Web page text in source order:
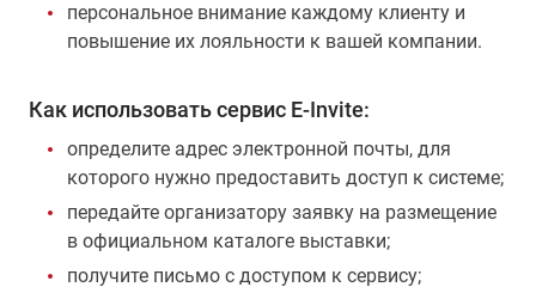
персональное внимание каждому клиенту и
повышение их лояльности к вашей компании.
Как использовать сервис E-Invite:
определите адрес электронной почты, для
которого нужно предоставить доступ к системе;
передайте организатору заявку на размещение
в официальном каталоге выставки;
получите письмо с доступом к сервису;